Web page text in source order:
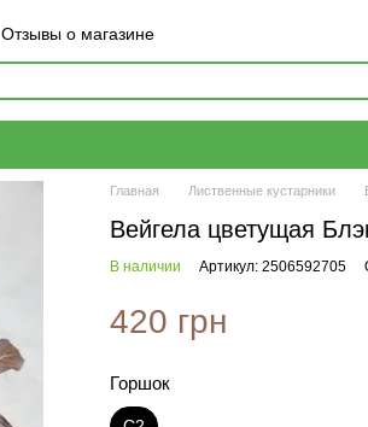
Отзывы о магазине
Главная Лиственные кустарники
Вейгела цветущая
В наличии Артикул: 2506592705
420 грн
Горшок